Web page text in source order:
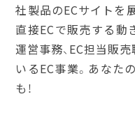
社製品のECサイトを
直接ECで販売する動
運営事務、EC担当販
いるEC事業。あなた
も！